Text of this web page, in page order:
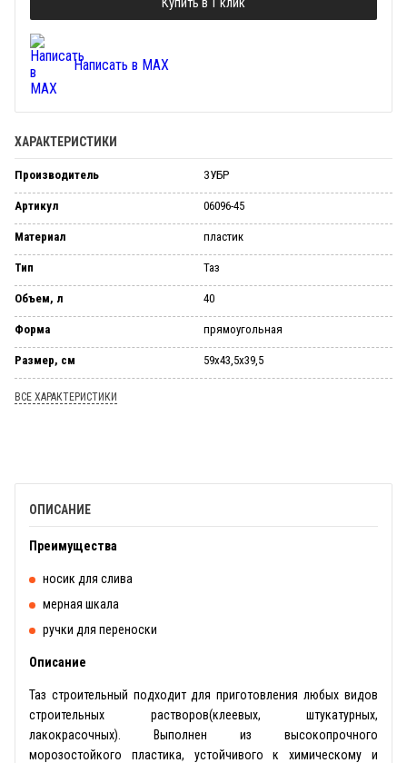
Написать в MAX
ХАРАКТЕРИСТИКИ
Производитель ЗУБР
Артикул 06096-45
Материал пластик
Тип Таз
Объем, л 40
Форма прямоугольная
Размер, см 59х43,5х39,5
ВСЕ ХАРАКТЕРИСТИКИ
ОПИСАНИЕ
Преимущества
носик для слива
мерная шкала
ручки для переноски
Описание
Таз строительный подходит для приготовления любых видов
строительных растворов(клеевых, штукатурных,
лакокрасочных). Выполнен из высокопрочного
морозостойкого пластика, устойчивого к химическому и